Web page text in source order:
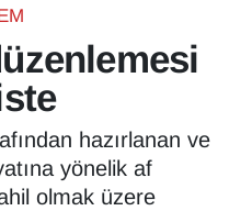
hazırlanan ve
yönelik af
olmak üzere